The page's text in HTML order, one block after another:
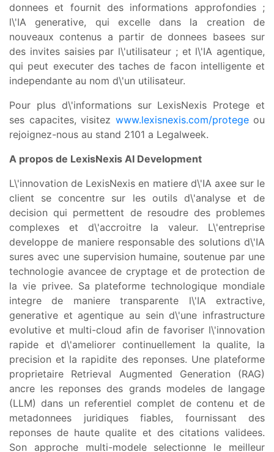
donnees et fournit des informations approfondies ;
l\'IA generative, qui excelle dans la creation de
nouveaux contenus a partir de donnees basees sur
des invites saisies par l\'utilisateur ; et l\'IA agentique,
qui peut executer des taches de facon intelligente et
independante au nom d\'un utilisateur.
Pour plus d\'informations sur LexisNexis Protege et
ses capacites, visitez www.lexisnexis.com/protegeou
rejoignez-nous au stand 2101 a Legalweek.
A propos de LexisNexis AI Development
L\'innovation de LexisNexis en matiere d\'IA axee sur le
client se concentre sur les outils d\'analyse et de
decision qui permettent de resoudre des problemes
complexes et d\'accroitre la valeur. L\'entreprise
developpe de maniere responsable des solutions d\'IA
sures avec une supervision humaine, soutenue par une
technologie avancee de cryptage et de protection de
la vie privee. Sa plateforme technologique mondiale
integre de maniere transparente l\'IA extractive,
generative et agentique au sein d\'une infrastructure
evolutive et multi-cloud afin de favoriser l\'innovation
rapide et d\'ameliorer continuellement la qualite, la
precision et la rapidite des reponses. Une plateforme
proprietaire Retrieval Augmented Generation (RAG)
ancre les reponses des grands modeles de langage
(LLM) dans un referentiel complet de contenu et de
metadonnees juridiques fiables, fournissant des
reponses de haute qualite et des citations validees.
Son approche multi-modele selectionne le meilleur